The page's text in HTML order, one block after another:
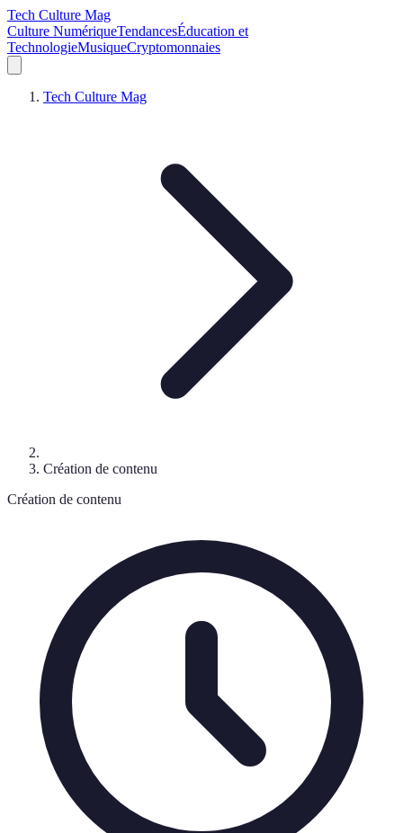
Tech Culture Mag
Culture NumériqueTendancesÉducation et
TechnologieMusiqueCryptomonnaies
Tech Culture Mag
Création de contenu
Création de contenu